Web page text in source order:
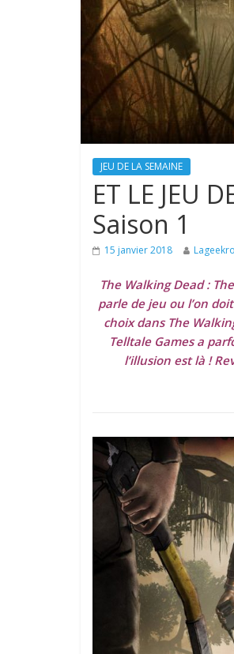
JEU DE LA SEMAINE
ET LE JEU
Saison 1
15 janvier 2018
The Walking Dead :
parle de jeu ou l’on
choix dans The
Telltale Games a
l’illusion est là !